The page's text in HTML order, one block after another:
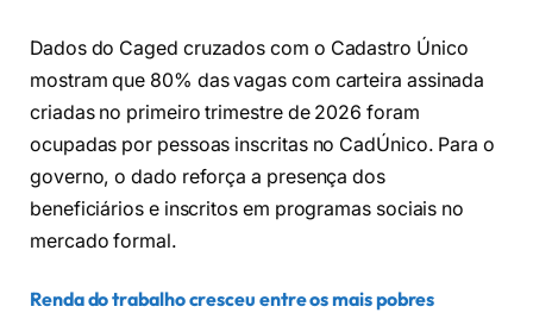
Dados do Caged cruzados com o Cadastro Único
mostram que 80% das vagas com carteira assinada
criadas no primeiro trimestre de 2026 foram
ocupadas por pessoas inscritas no CadÚnico. Para o
governo, o dado reforça a presença dos
beneficiários e inscritos em programas sociais no
mercado formal.
Renda do trabalho cresceu entre os mais pobres